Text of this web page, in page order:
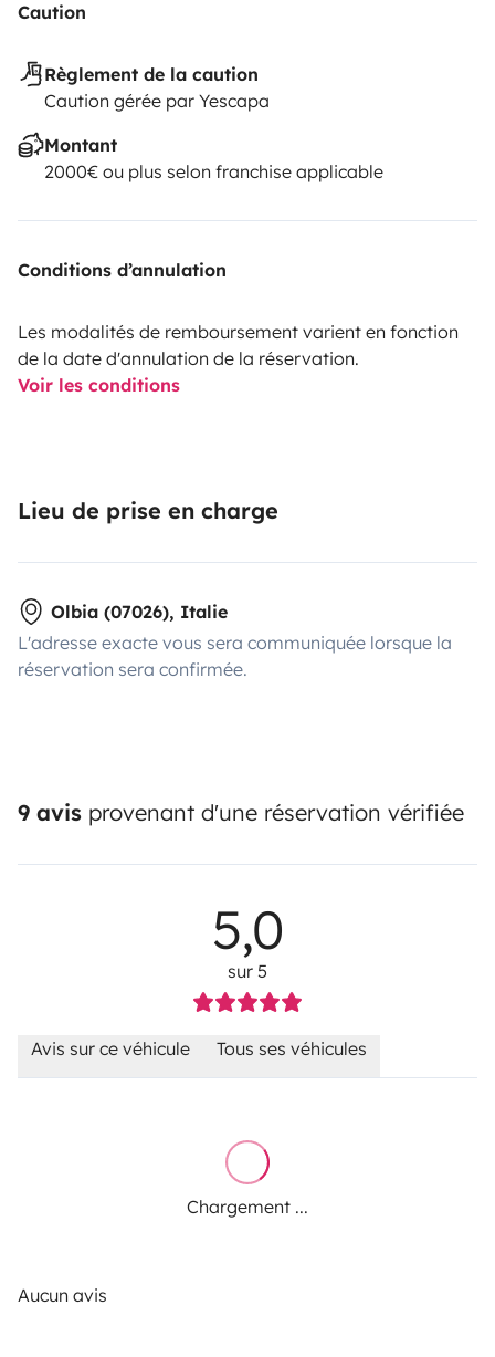
Caution
Règlement de la caution
Caution gérée par Yescapa
Montant
2000€ ou plus selon franchise applicable
Conditions d’annulation
Les modalités de remboursement varient en fonction
de la date d'annulation de la réservation.
Voir les conditions
Lieu de prise en charge
Olbia (07026), Italie
L'adresse exacte vous sera communiquée lorsque la
réservation sera confirmée.
9 avis provenant d'une réservation vérifiée
5,0
sur 5
Avis sur ce véhicule Tous ses véhicules
Chargement ...
Aucun avis